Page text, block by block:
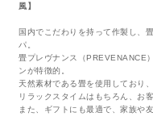
風】
国内でこだわりを持って作製し、
パ。
畳プレヴナンス（PREVENANCE
ンが特徴的。
天然素材である畳を使用しており
リラックスタイムはもちろん、お
また、ギフトにも最適で、家族や